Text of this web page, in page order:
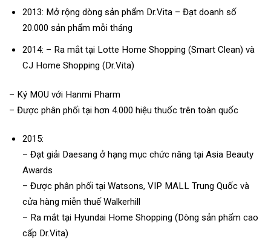
2013: Mở rộng dòng sản phẩm Dr.Vita – Đạt doanh số
20.000 sản phẩm mỗi tháng
2014: – Ra mắt tại Lotte Home Shopping (Smart Clean) và
CJ Home Shopping (Dr.Vita)
– Ký MOU với Hanmi Pharm
– Được phân phối tại hơn 4.000 hiệu thuốc trên toàn quốc
2015:
– Đạt giải Daesang ở hạng mục chức năng tại Asia Beauty
Awards
– Được phân phối tại Watsons, VIP MALL Trung Quốc và
cửa hàng miễn thuế Walkerhill
– Ra mắt tại Hyundai Home Shopping (Dòng sản phẩm cao
cấp Dr.Vita)